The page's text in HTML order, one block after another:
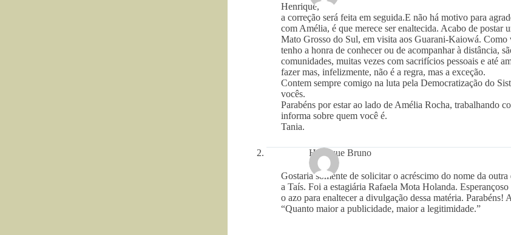
Henrique,
a correção será feita em seguida.E não há motivo para
com Amélia, é que merece ser enaltecida. Acabo de postar
Mato Grosso do Sul, em visita aos Guarani-Kaiowá. Como
tenho a honra de conhecer ou de acompanhar à distância,
comunidades, muitas vezes com sacrifícios pessoais e até
fazer mas, infelizmente, não é a regra, mas a exceção.
Contem sempre comigo na luta pela Democratização do
vocês.
Parabéns por estar ao lado de Amélia Rocha, trabalhando
informa sobre quem você é.
Tania.
Henrique Bruno
Gostaria somente de solicitar o acréscimo do nome da
a Taís. Foi a estagiária Rafaela Mota Holanda.
o azo para enaltecer a divulgação dessa matéria.
“Quanto maior a publicidade, maior a legitimidade.”